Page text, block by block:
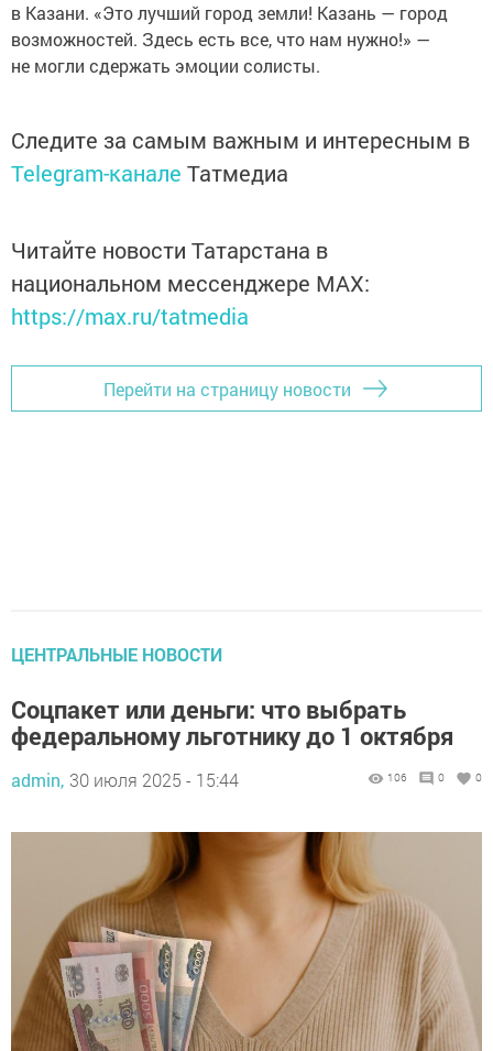
в Казани. «Это лучший город земли! Казань — город
возможностей. Здесь есть все, что нам нужно!» —
не могли сдержать эмоции солисты.
Следите за самым важным и интересным в
Telegram-канале Татмедиа
Читайте новости Татарстана в
национальном мессенджере MАХ:
https://max.ru/tatmedia
Перейти на страницу новости
ЦЕНТРАЛЬНЫЕ НОВОСТИ
Соцпакет или деньги: что выбрать
федеральному льготнику до 1 октября
admin, 30 июля 2025 - 15:44 106 0 0